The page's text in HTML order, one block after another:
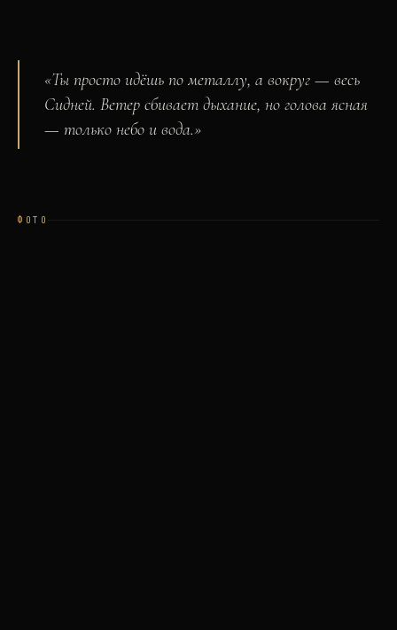
«Ты просто идёшь по металлу, а вокруг — весь
Сидней. Ветер сбивает дыхание, но голова ясная
— только небо и вода.»
ФОТО